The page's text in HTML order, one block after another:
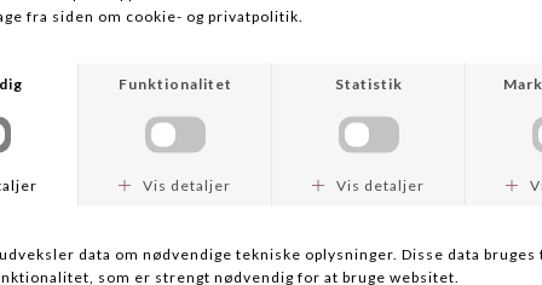
DAIWA HAPPYHOT
DKK 1.595,00